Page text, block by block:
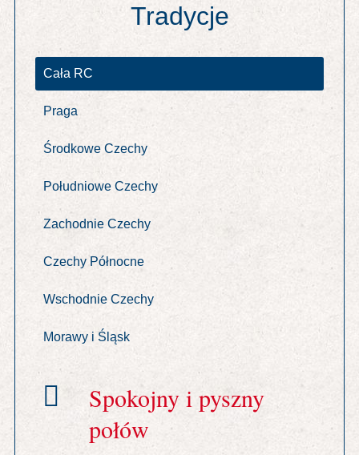
Tradycje
Cała RC
Praga
Środkowe Czechy
Południowe Czechy
Zachodnie Czechy
Czechy Północne
Wschodnie Czechy
Morawy i Śląsk
Spokojny i pyszny
połów